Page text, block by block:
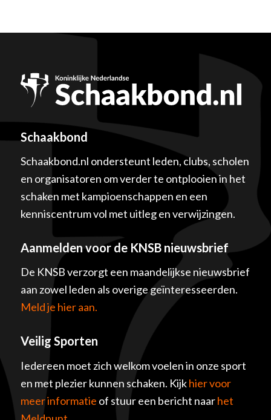
Schaakbond
Schaakbond.nl ondersteunt leden, clubs, scholen
en organisatoren om verder te ontplooien in het
schaken met kampioenschappen en een
kenniscentrum vol met uitleg en verwijzingen.
Aanmelden voor de KNSB nieuwsbrief
De KNSB verzorgt een maandelijkse nieuwsbrief
aan zowel leden als overige geïnteresseerden.
Meld je hier aan.
Veilig Sporten
Iedereen moet zich welkom voelen in onze sport
en met plezier kunnen schaken. Kijkhier voor
meer informatie of stuur een bericht naarhet